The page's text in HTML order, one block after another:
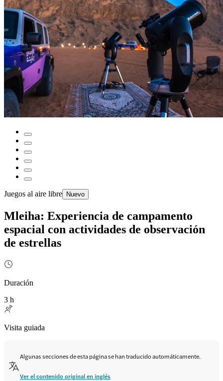
Juegos al aire libre Nuevo
Mleiha: Experiencia de campamento
espacial con actividades de observación
de estrellas
Duración
3 h
Visita guiada
Algunas secciones de esta página se han traducido automáticamente.
Ver el contenido original en inglés